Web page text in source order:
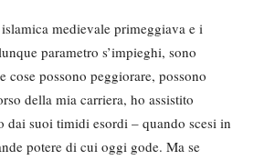
medievale primeggiava e i
parametro s’impieghi, sono
cose possono peggiorare, possono
della mia carriera, ho assistito
dai suoi timidi esordi – quando scesi in
potere di cui oggi gode. Ma se